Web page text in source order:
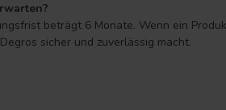
beträgt 6 Monate. Wenn ein
sicher und zuverlässig macht.